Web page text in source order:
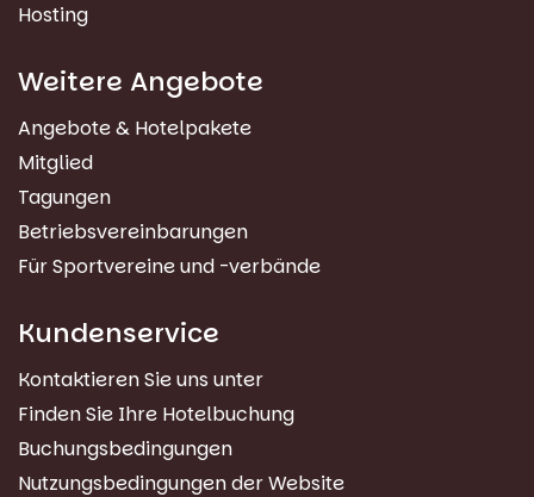
Hosting
Weitere Angebote
Angebote & Hotelpakete
Mitglied
Tagungen
Betriebsvereinbarungen
Für Sportvereine und -verbände
Kundenservice
Kontaktieren Sie uns unter
Finden Sie Ihre Hotelbuchung
Buchungsbedingungen
Nutzungsbedingungen der Website